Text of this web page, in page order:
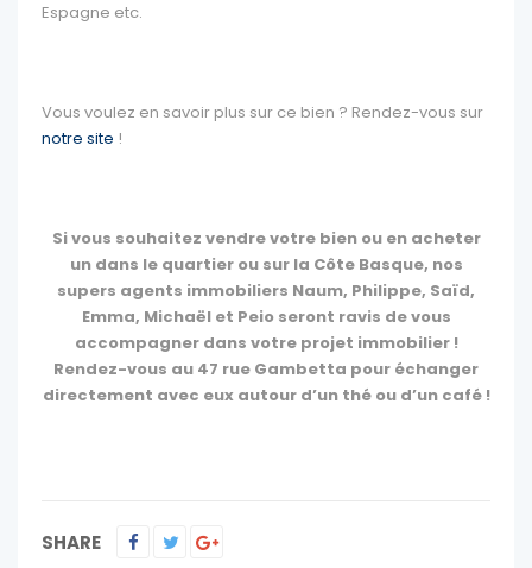
Espagne etc.
Vous voulez en savoir plus sur ce bien ? Rendez-vous sur
notre site !
Si vous souhaitez vendre votre bien ou en acheter
un dans le quartier ou sur la Côte Basque, nos
supers agents immobiliers Naum, Philippe, Saïd,
Emma, Michaël et Peio seront ravis de vous
accompagner dans votre projet immobilier !
Rendez-vous au 47 rue Gambetta pour échanger
directement avec eux autour d’un thé ou d’un café !
SHARE